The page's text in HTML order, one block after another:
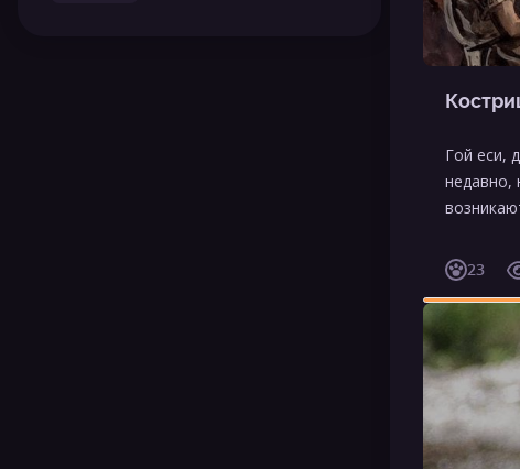
Гой еси,
недавно,
23